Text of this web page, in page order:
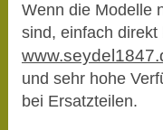
Wenn die Modelle
sind, einfach
und sehr hohe
bei Ersatzteilen.